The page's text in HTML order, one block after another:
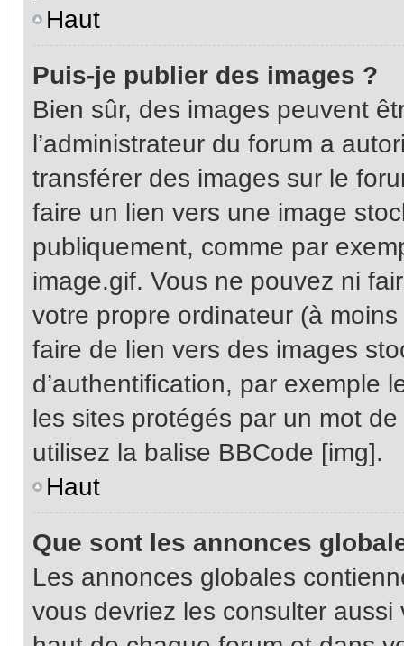
Haut
Puis-je publier des images ?
Bien sûr, des images peuvent
l’administrateur du forum a
transférer des images sur le
faire un lien vers une image
publiquement, comme par
image.gif. Vous ne pouvez ni
votre propre ordinateur (à
faire de lien vers des images
d’authentification, par exemple
les sites protégés par un mot
utilisez la balise BBCode [img].
Haut
Que sont les annonces
Les annonces globales
vous devriez les consulter